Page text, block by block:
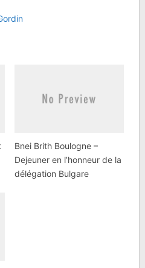
Bnei Brith Boulogne –
Dejeuner en l’honneur de la
délégation Bulgare